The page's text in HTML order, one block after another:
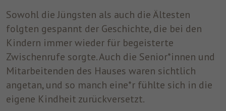
Sowohl die Jüngsten als auch die Ältesten
folgten gespannt der Geschichte, die bei den
Kindern immer wieder für begeisterte
Zwischenrufe sorgte. Auch die Senior*innen und
Mitarbeitenden des Hauses waren sichtlich
angetan, und so manch eine*r fühlte sich in die
eigene Kindheit zurückversetzt.